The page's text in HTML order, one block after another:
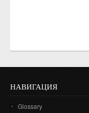
НАВИГАЦИЯ
Glossary